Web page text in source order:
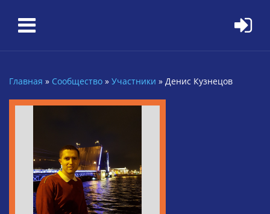
Вы здесь
Главная » Сообщество » Участники » Денис Кузнецов